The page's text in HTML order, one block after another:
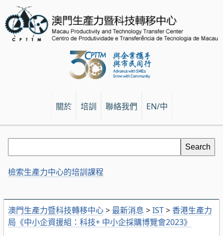
關於 培訓 聯絡我們 EN/中
澳門生產力暨科技轉移中心> 最新消息 >IST>香港生產力
局《中小企資援組：科技+ 中小企採購博覽會2023》
檢索生產力中心的培訓課程